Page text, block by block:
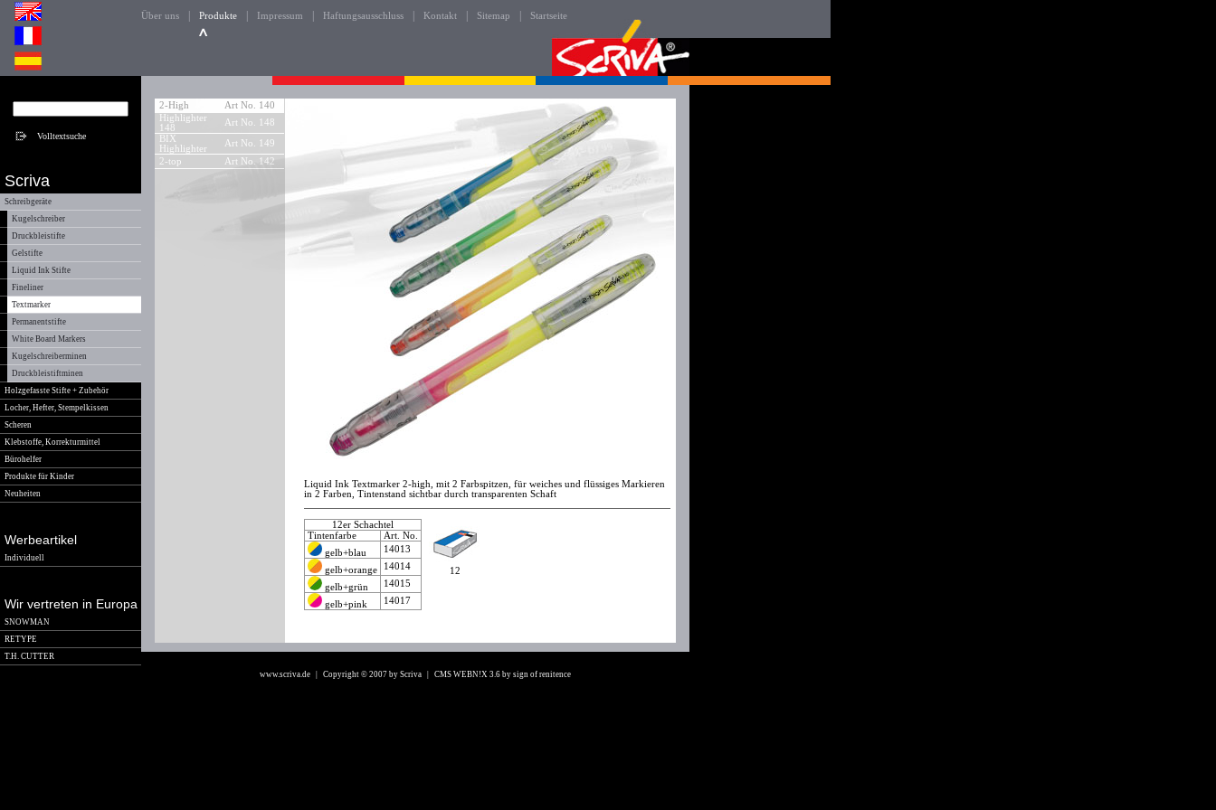
Über uns Produkte Impressum Haftungsausschluss Kontakt Sitemap Startseite
Scriva
Schreibgeräte
Kugelschreiber
Druckbleistifte
Gelstifte
Liquid Ink Stifte
Fineliner
Textmarker
Permanentstifte
White Board Markers
Kugelschreiberminen
Druckbleistiftminen
Holzgefasste Stifte + Zubehör
Locher, Hefter, Stempelkissen
Scheren
Klebstoffe, Korrekturmittel
Bürohelfer
Produkte für Kinder
Neuheiten
Werbeartikel
Individuell
Wir vertreten in Europa
SNOWMAN
RETYPE
T.H. CUTTER
2-High
Art No. 140
Highlighter
148
Art No. 148
BIX
Highlighter
Art No. 149
2-top
Art No. 142
Liquid Ink Textmarker 2-high, mit 2 Farbspitzen, für weiches und flüssiges Markieren
in 2 Farben, Tintenstand sichtbar durch transparenten Schaft
12er Schachtel
Tintenfarbe
Art. No.
gelb+blau
14013
gelb+orange 14014
gelb+grün 14015
gelb+pink 14017
12
www.scriva.de | Copyright © 2007 by Scriva | CMS WEBN!X 3.6 by sign of renitence